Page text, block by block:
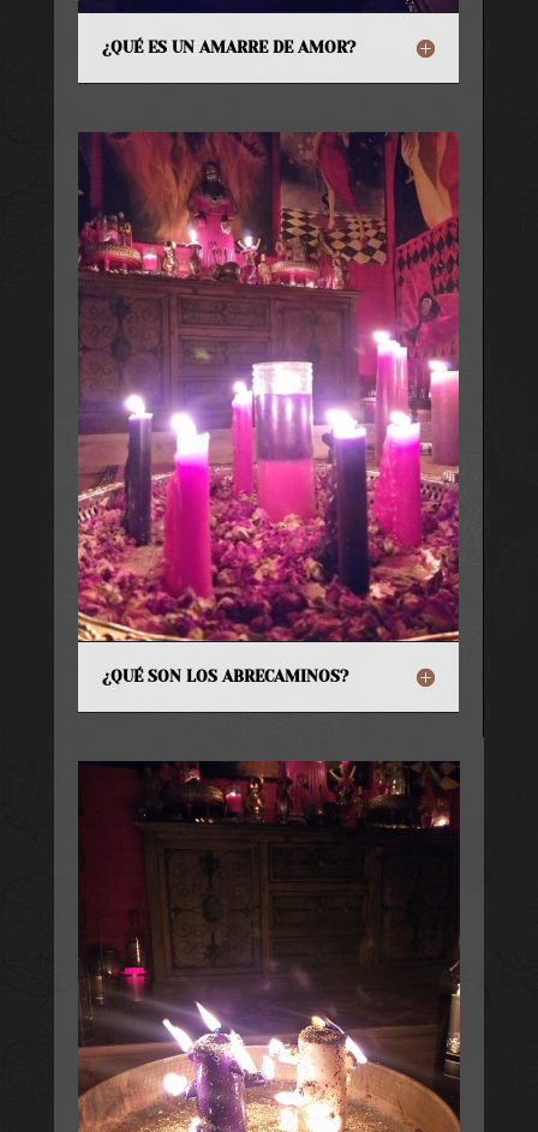
¿QUÉ ES UN AMARRE DE AMOR?
¿QUÉ SON LOS ABRECAMINOS?